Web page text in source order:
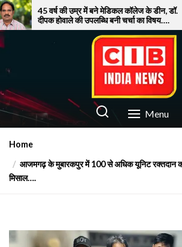
Skip
to
the
content
उम्र में बने मेडिकल कॉलेज के डीन, डॉ.
की उपलब्धि बनी चर्चा का विषय….
CIB INDIA NEWS
Latest News in Azamgarh Menu
Home
आजमगढ़ के मुबारकपुर में 100 से अधिक यूनिट रक्तदान
मिसाल….